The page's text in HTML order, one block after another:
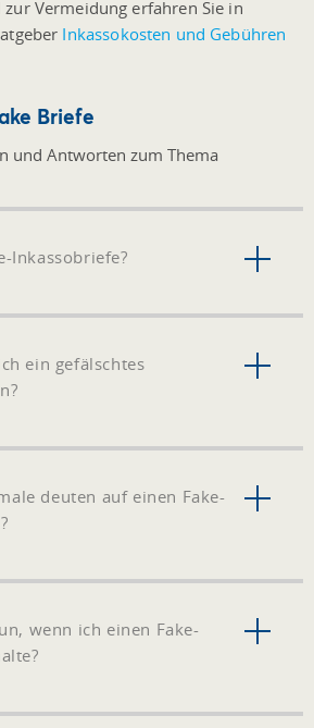
Vermeidung erfahren Sie in
Inkassokosten und Gebühren
Briefe
und Antworten zum Thema
Inkassobriefe?
ein gefälschtes
deuten auf einen Fake-
wenn ich einen Fake-